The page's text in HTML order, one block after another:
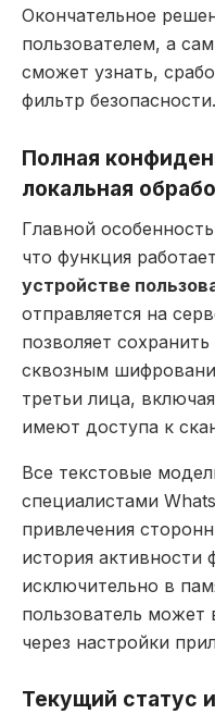
Окончательное
пользователем, а
сможет узнать,
фильтр безопасности.
Полная
локальная
Главной
что функция работает
устройстве
отправляется на
позволяет
сквозным
третьи лица,
имеют доступа к
Все текстовые
специалистами
привлечения
история активности
исключительно в
пользователь
через настройки
Текущий статус